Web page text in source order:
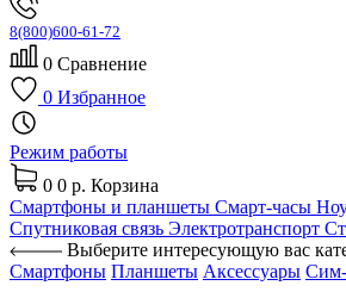
8(800)600-61-72
0 Сравнение
0 Избранное
Режим работы
0 0 р. Корзина
Смартфоны и планшеты Смарт-часы
Спутниковая связь Электротранспорт
Выберите интересующую вас
Смартфоны Планшеты Аксессуары